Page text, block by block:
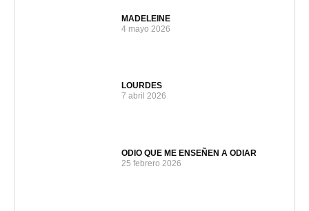
MADELEINE
4 mayo 2026
LOURDES
7 abril 2026
ODIO QUE ME ENSEÑEN A ODIAR
25 febrero 2026